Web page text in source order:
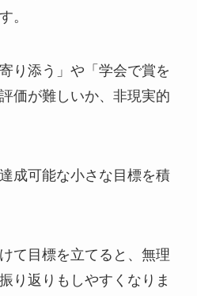
。
り添う」や「学会で賞を
価が難しいか、非現実的
成可能な小さな目標を積
て目標を立てると、無理
り返りもしやすくなりま